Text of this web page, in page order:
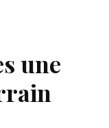
une